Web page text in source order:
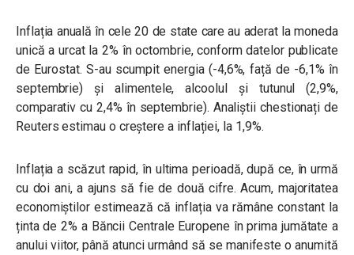
Inflația anuală în cele 20 de state care au aderat la moneda
unică a urcat la 2% în octombrie, conform datelor publicate
de Eurostat. S-au scumpit energia (-4,6%, față de -6,1% în
septembrie) și alimentele, alcoolul și tutunul (2,9%,
comparativ cu 2,4% în septembrie). Analiștii chestionați de
Reuters estimau o creștere a inflației, la 1,9%.
Inflația a scăzut rapid, în ultima perioadă, după ce, în urmă
cu doi ani, a ajuns să fie de două cifre. Acum, majoritatea
economiștilor estimează că inflația va rămâne constant la
ținta de 2% a Băncii Centrale Europene în prima jumătate a
anului viitor, până atunci urmând să se manifeste o anumită